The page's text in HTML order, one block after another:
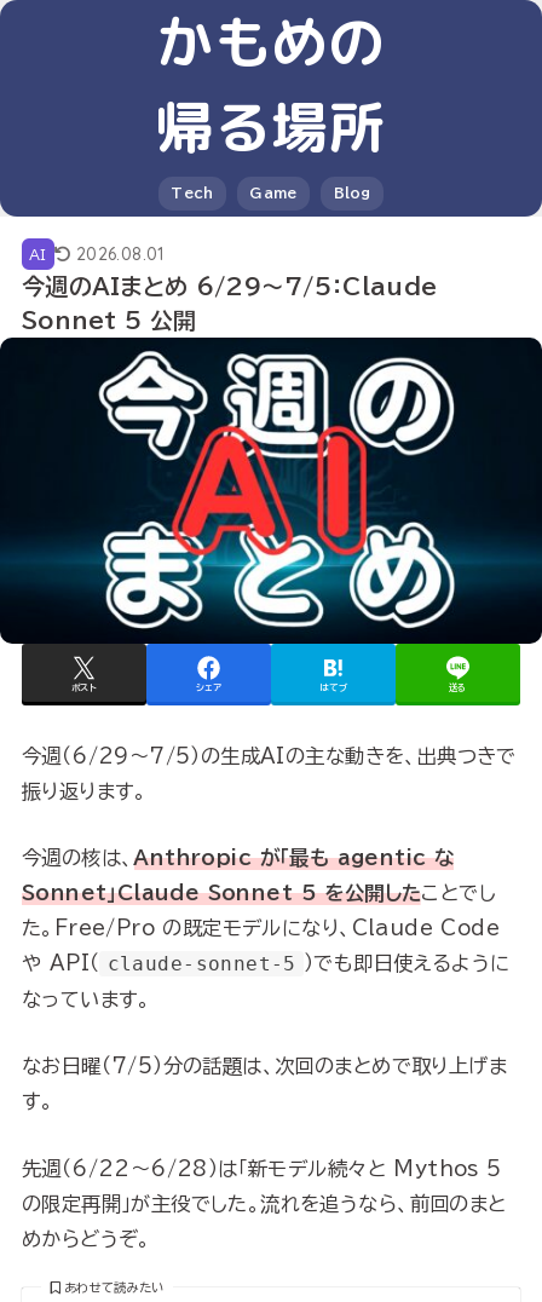
かもめの
帰る場所
Tech Game Blog
AI 2026.08.01
今週のAIまとめ 6/29〜7/5：Claude
Sonnet 5 公開
ポスト シェア はてブ 送る
今週（6/29〜7/5）の生成AIの主な動きを、出典つきで
振り返ります。
今週の核は、 Anthropic が「最も agentic な
Sonnet」Claude Sonnet 5 を公開したことでし
た。Free/Pro の既定モデルになり、Claude Code
や API（ claude-sonnet-5 ）でも即日使えるように
なっています。
なお日曜（7/5）分の話題は、次回のまとめで取り上げま
す。
先週（6/22〜6/28）は「新モデル続々と Mythos 5
の限定再開」が主役でした。流れを追うなら、前回のまと
めからどうぞ。
あわせて読みたい